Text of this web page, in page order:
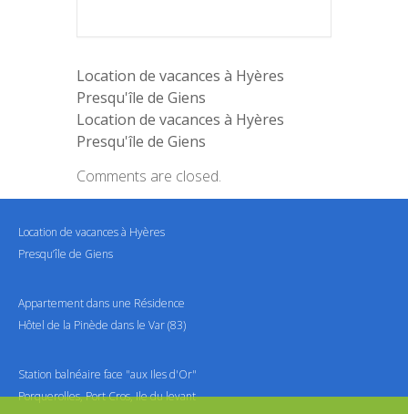
Location de vacances à Hyères
Presqu'île de Giens
Location de vacances à Hyères
Presqu'île de Giens
Comments are closed.
Location de vacances à Hyères
Presqu’île de Giens
Appartement dans une Résidence
Hôtel de la Pinède dans le Var (83)
Station balnéaire face "aux Iles d'Or"
Porquerolles, Port Cros, Ile du levant